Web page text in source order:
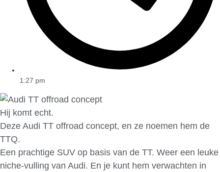
1:27 pm
Hij komt echt.
Deze Audi TT offroad concept, en ze noemen hem de
TTQ.
Een prachtige SUV op basis van de TT. Weer een leuke
niche-vulling van Audi. En je kunt hem verwachten in